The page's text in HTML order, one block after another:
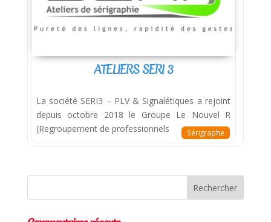
Sérigraphe
ATELIERS SERI 3
La société SERI3 – PLV & Signalétiques a rejoint
depuis octobre 2018 le Groupe Le Nouvel R
(Regroupement de professionnels